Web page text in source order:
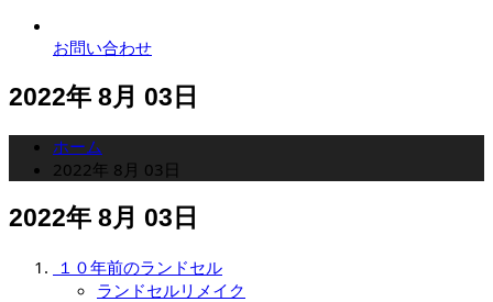
お問い合わせ
2022年 8月 03日
ホーム
2022年 8月 03日
2022年 8月 03日
１０年前のランドセル
ランドセルリメイク